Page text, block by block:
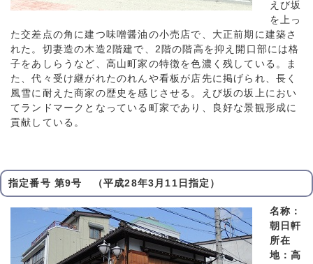
えび坂
を上っ
た交差点の角に建つ味噌醤油の小売店で、大正前期に建築さ
れた。切妻造の木造2階建で、2階の階高を抑え開口部には格
子をあしらうなど、高山町家の特徴を色濃く残している。ま
た、代々受け継がれたのれんや看板が店先に掲げられ、長く
風雪に耐えた商家の歴史を感じさせる。えび坂の坂上におい
てランドマークとなっている町家であり、良好な景観形成に
貢献している。
指定番号 第9号 （平成28年3月11日指定）
名称：
朝日軒
所在
地：高